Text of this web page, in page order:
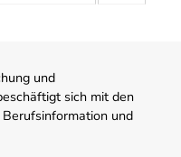
und
sich mit den
und